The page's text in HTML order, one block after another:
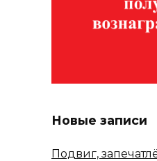
Новые записи
Подвиг,